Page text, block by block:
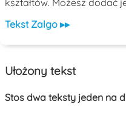
kształtów. Możesz dodać
Tekst Zalgo ▸▸
Ułożony tekst
Stos dwa teksty jeden na